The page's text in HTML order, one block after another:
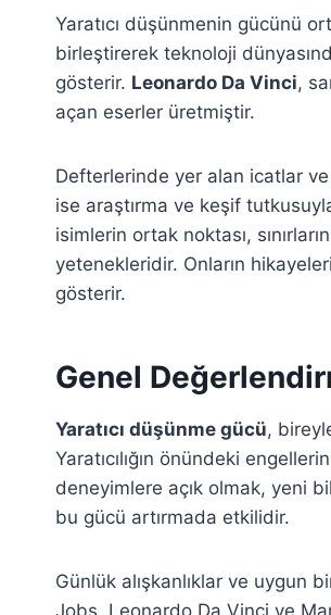
Yaratıcı düşünmenin gücünü
birleştirerek teknoloji
gösterir. Leonardo Da Vinci,
açan eserler üretmiştir.
Defterlerinde yer alan icatlar
ise araştırma ve keşif
isimlerin ortak noktası,
yetenekleridir. Onların
gösterir.
Genel
Yaratıcı düşünme gücü,
Yaratıcılığın önündeki
deneyimlere açık olmak, yeni
bu gücü artırmada etkilidir.
Günlük alışkanlıklar ve uygun
Jobs, Leonardo Da Vinci ve